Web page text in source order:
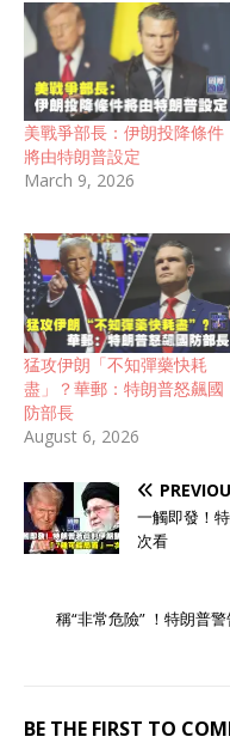
美戰爭部長：伊朗投降條件
將由特朗普設定
March 9, 2026
猛攻伊朗「不知彈藥快耗
盡」？華郵：特朗普怒飆國
防部長
August 6, 2026
一觸即發！
次看
稱“非常危險” ！特朗普
BE THE FIRST TO